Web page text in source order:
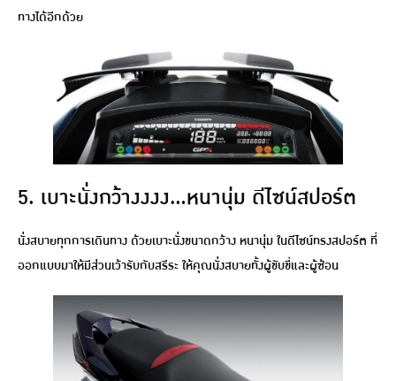
ทางได้อีกด้วย
5. เบาะนั่งกว้างงงง…หนานุ่ม ดีไซน์สปอร์ต
นั่งสบายทุกการเดินทาง ด้วยเบาะนั่งขนาดกว้าง หนานุ่ม ในดีไซน์ทรงสปอร์ต ที่
ออกแบบมาให้มีส่วนเว้ารับกับสรีระ ให้คุณนั่งสบายทั้งผู้ขับขี่และผู้ซ้อน